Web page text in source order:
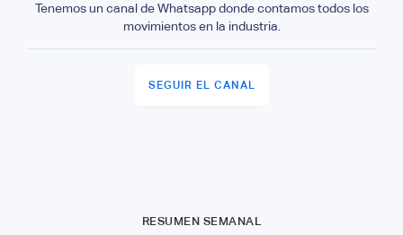
Tenemos un canal de Whatsapp donde contamos todos los
movimientos en la industria.
SEGUIR EL CANAL
RESUMEN SEMANAL